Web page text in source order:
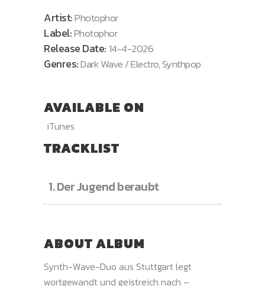
Artist:Photophor
Label:Photophor
Release Date: 14-4-2026
Genres:Dark Wave / Electro, Synthpop
AVAILABLE ON
iTunes
TRACKLIST
1.Der Jugend beraubt
ABOUT ALBUM
Synth-Wave-Duo aus Stuttgart legt
wortgewandt und geistreich nach –